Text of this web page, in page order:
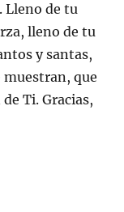
Lleno de tu
lleno de tu
y santas,
que
Ti. Gracias,